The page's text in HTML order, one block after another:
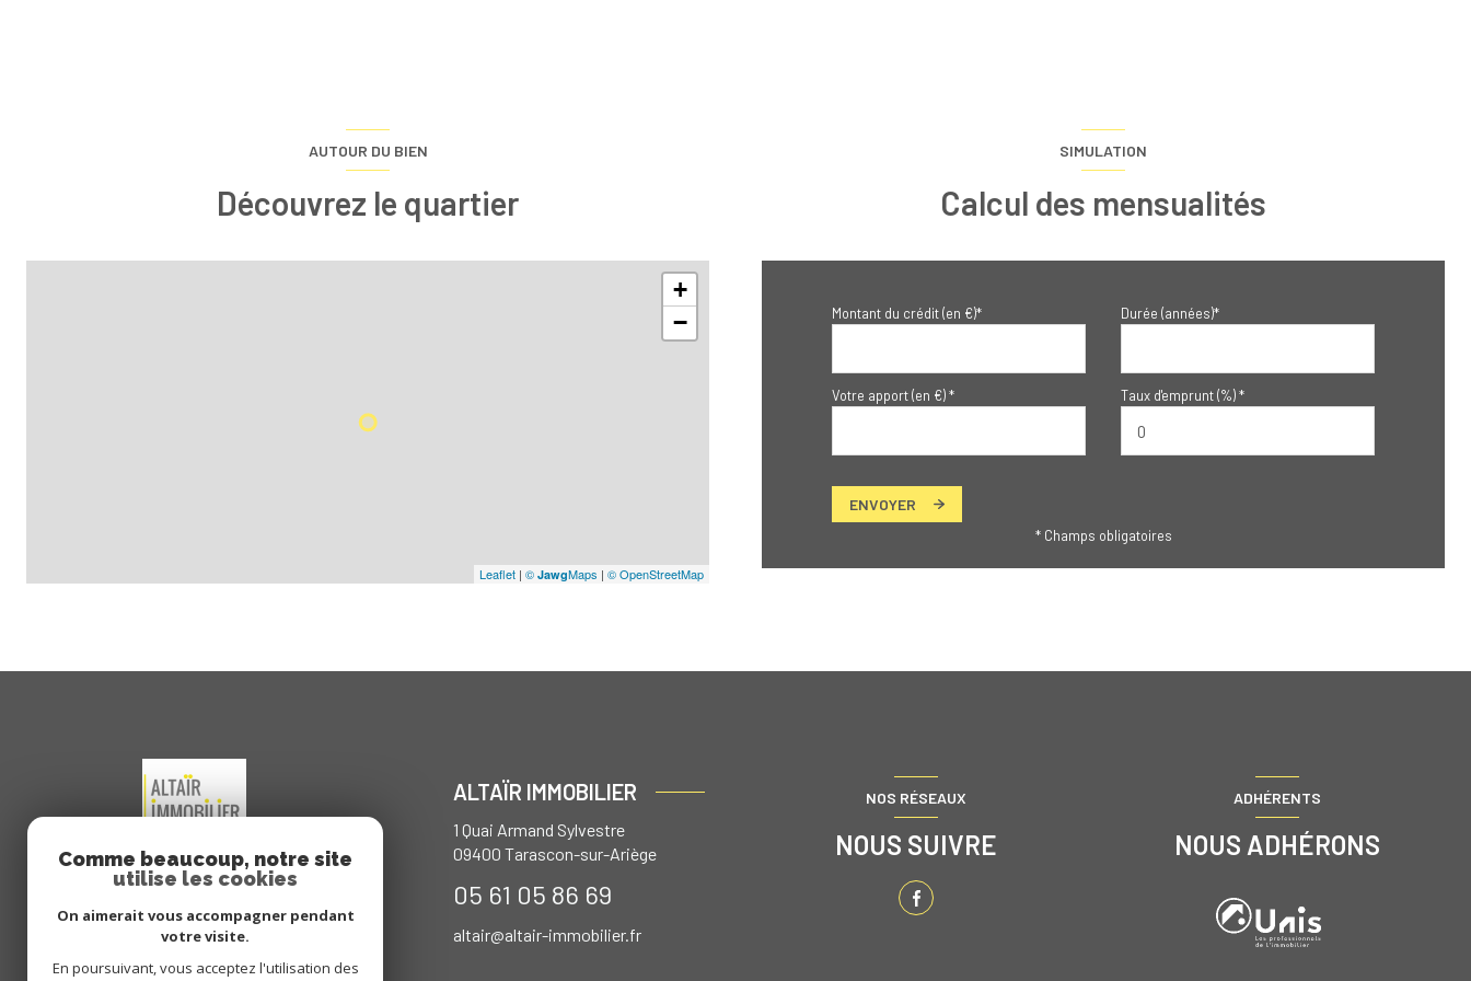
AUTOUR DU BIEN
Découvrez le quartier
+
−
Leaflet | © JawgMaps | © OpenStreetMap
SIMULATION
Calcul des mensualités
Montant du crédit (en €)* Durée (années)*
Votre apport (en €) * Taux d'emprunt (%) *
ENVOYER
* Champs obligatoires
ALTAÏR IMMOBILIER
1 Quai Armand Sylvestre
09400 Tarascon-sur-Ariège
05 61 05 86 69
altair@altair-immobilier.fr
NOS RÉSEAUX
NOUS SUIVRE
ADHÉRENTS
NOUS ADHÉRONS
Comme beaucoup, notre site
utilise les cookies
On aimerait vous accompagner pendant
votre visite.
En poursuivant, vous acceptez l'utilisation des